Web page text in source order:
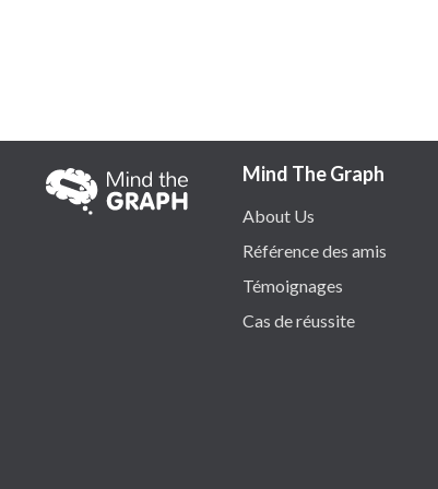
Mind The Graph
About Us
Référence des amis
Témoignages
Cas de réussite